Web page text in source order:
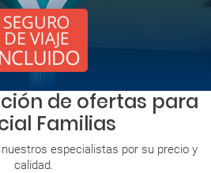
de ofertas para
Familias
especialistas por su precio y
calidad.